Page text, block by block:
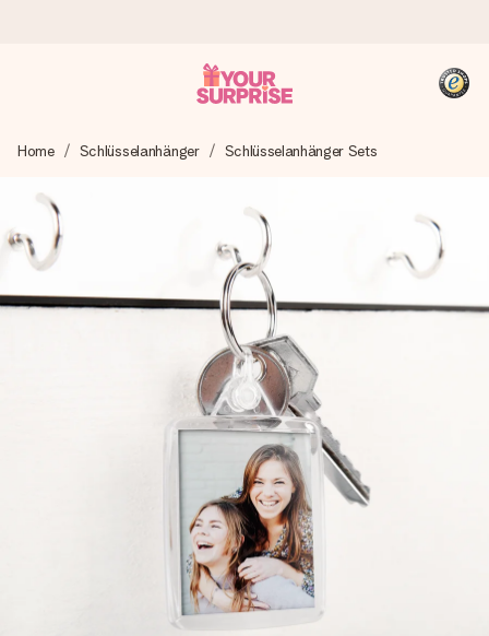
Wir bereiten dein Geschenk sorgfältig vor und schicken es
überreichen kannst, wenn es am meisten zählt.
4,8 (basierend auf +15.000 Bewertungen)
Unsere Geschenke begeistern. Kunden bewerten uns mit
4,8 bei Google Reviews (Gesamtergebnis aller Länder, in
Montag - Freitag : 8:30 - 17:00 Uhr
Samstag - Sonntag : 8:30 - 13:00 Uhr
Home Schlüsselanhänger Schlüsselanhänger Sets